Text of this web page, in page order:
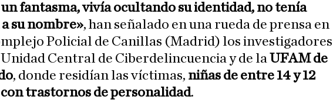
fantasma, vivía ocultando su identidad, no tenía
su nombre», han señalado en una rueda de prensa en
Policial de Canillas (Madrid) los investigadores
Unidad Central de Ciberdelincuencia y de laUFAM de
, donde residían las víctimas, niñas de entre 14 y 12
con trastornos de personalidad.